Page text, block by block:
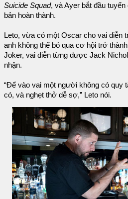
Suicide Squad, và Ayer bắt đầu
bản hoàn thành.
Leto, vừa có một Oscar cho vai diễn
anh không thể bỏ qua cơ hội trở
Joker, vai diễn từng được Jack
nhận.
“Để vào vai một người không có quy
có, và nghẹt thở dễ sợ,” Leto nói.